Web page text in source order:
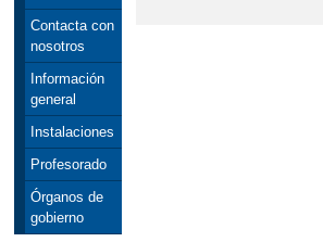
Contacta con
nosotros
Información
general
Instalaciones
Profesorado
Órganos de
gobierno